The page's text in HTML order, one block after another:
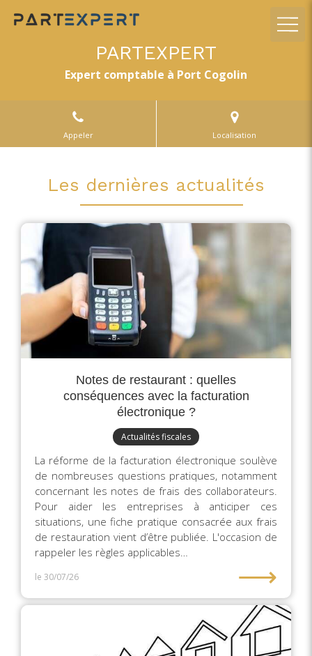
PARTEXPERT
Expert comptable à Port Cogolin
Appeler Localisation
Les dernières actualités
Notes de restaurant : quelles
conséquences avec la facturation
électronique ?
Actualités fiscales
La réforme de la facturation électronique soulève
de nombreuses questions pratiques, notamment
concernant les notes de frais des collaborateurs.
Pour aider les entreprises à anticiper ces
situations, une fiche pratique consacrée aux frais
de restauration vient d’être publiée. L'occasion de
rappeler les règles applicables…
le 30/07/26 ⟶